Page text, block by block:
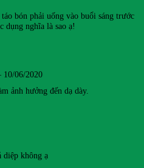
bón phải uống vào buổi sáng trước
dụng nghĩa là sao ạ!
10/06/2020
ảnh hưởng đến dạ dày.
diệp không ạ